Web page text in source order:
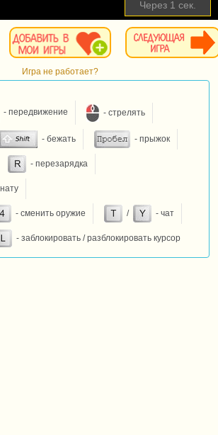
Пропустить
Игра не работает?
- передвижение - стрелять
- бежать - прыжок
- перезарядка
- сменить оружие / - чат
- заблокировать / разблокировать курсор